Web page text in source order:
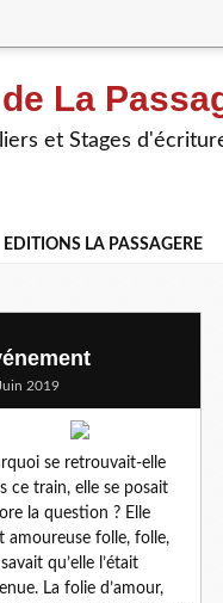
La
et Stages
EDITIONS LA PASSAGERE
2019
se retrouvait-elle
ce train, elle se posait
la question ? Elle
amoureuse folle, folle,
qu’elle l’était
La folie d’amour,